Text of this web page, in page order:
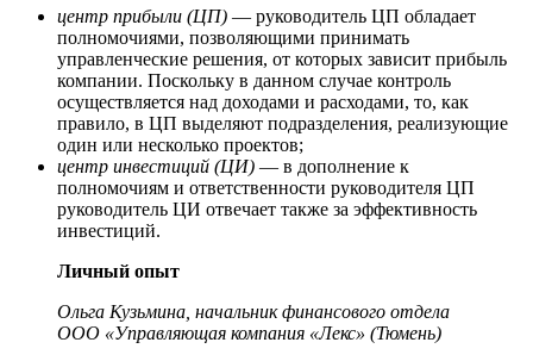
центр прибыли (ЦП) — руководитель ЦП обладает
полномочиями, позволяющими принимать
управленческие решения, от которых зависит прибыль
компании. Поскольку в данном случае контроль
осуществляется над доходами и расходами, то, как
правило, в ЦП выделяют подразделения, реализующие
один или несколько проектов;
центр инвестиций (ЦИ) — в дополнение к
полномочиям и ответственности руководителя ЦП
руководитель ЦИ отвечает также за эффективность
инвестиций.
Личный опыт
Ольга Кузьмина, начальник финансового отдела
ООО «Управляющая компания «Лекс» (Тюмень)